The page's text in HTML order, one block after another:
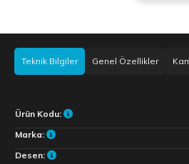
Teknik Bilgiler Genel Özellikler
Ürün Kodu:
Marka:
Desen: